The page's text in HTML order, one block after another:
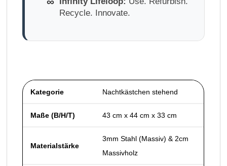
Recycle. Innovate.
Kategorie Nachtkästchen stehend
Maße (B/H/T) 43 cm x 44 cm x 33 cm
Materialstärke
3mm Stahl (Massiv) & 2cm
Massivholz